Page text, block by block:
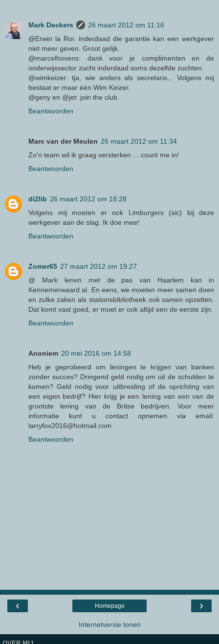
Mark Deckers
26 maart 2012 om 11:16
@Erwin la Roi: inderdaad die garantie kan een werkgever
niet meer geven. Groot gelijk.
@marcelhovens: dank voor je complimenten en de
onderwijssector zucht inderdaad soms dezelfde zuchten.
@wimkeizer: tja, wie anders als secretaris... Volgens mij
bestaat er maar één Wim Keizer.
@geny en @jet: join the club.
Beantwoorden
Marc van der Meulen 26 maart 2012 om 11:34
Zo'n team wil ik graag versterken ... count me in!
Beantwoorden
di2lib 26 maart 2012 om 18:28
Volgens mij moeten er ook Limburgers (sic) bij deze
werkgever aan de slag. Ik doe mee!
Beantwoorden
Zomer65 27 maart 2012 om 19:27
@ Mark lenen met de pas van Haarlem kan in
Kennemerwaard al. En eens, we moeten meer samen doen
en zulke zaken als stationsbibliotheek ook samen opzetten.
Dat komt vast goed, er moet er ook altijd een de eerste zijn.
Beantwoorden
Anoniem 20 mei 2016 om 14:58
Heb je geprobeerd om leningen te krijgen van banken
zonder succes? Dringend geld nodig om uit de schulden te
komen? Geld nodig voor uitbreiding of de oprichting van
een eigen bedrijf? Hier krijg je een lening van een van de
grootste lening van de Britse bedrijven. Voor meer
informatie kunt u contact opnemen via email:
larryfox2016@hotmail.com
Beantwoorden
‹ ›
Homepage
Internetversie tonen